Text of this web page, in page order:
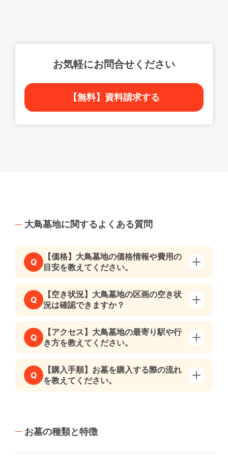
お気軽にお問合せください
【無料】資料請求する
大鳥墓地に関するよくある質問
Q
【価格】大鳥墓地の価格情報や費用の
目安を教えてください。
Q
【空き状況】大鳥墓地の区画の空き状
況は確認できますか？
Q
【アクセス】大鳥墓地の最寄り駅や行
き方を教えてください。
Q
【購入手順】お墓を購入する際の流れ
を教えてください。
お墓の種類と特徴